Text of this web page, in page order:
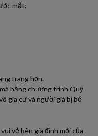
mắt:
trang hơn.
bằng chương trình Quỹ
gia cư và người già bị bỏ
vẻ bên gia đình mới của